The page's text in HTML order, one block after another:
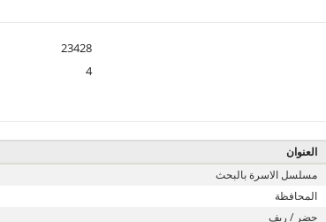
23428
4
العنوان
مسلسل الاسرة بالبحث
المحافظة
حضر / ريف